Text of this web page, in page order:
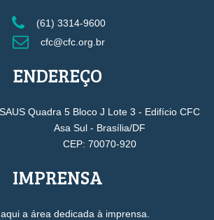
(61) 3314-9600
cfc@cfc.org.br
ENDEREÇO
SAUS Quadra 5 Bloco J Lote 3 - Edifício CFC
Asa Sul - Brasília/DF
CEP: 70070-920
IMPRENSA
a área dedicada à imprensa.